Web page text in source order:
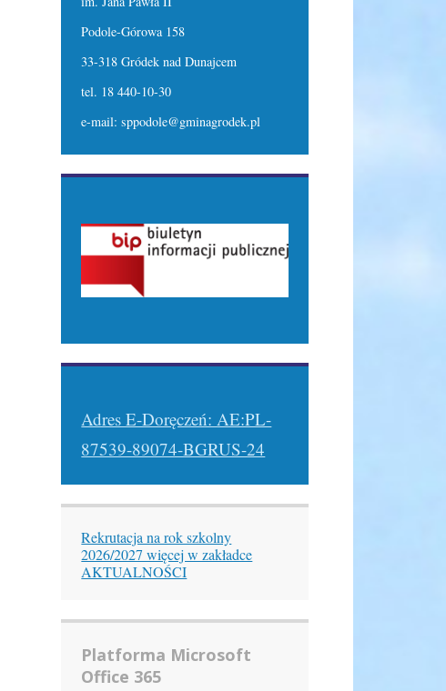
Podole-Górowa 158
33-318 Gródek nad Dunajcem
tel. 18 440-10-30
e-mail: sppodole@gminagrodek.pl
Adres E-Doręczeń: AE:PL-
87539-89074-BGRUS-24
Rekrutacja na rok szkolny
2026/2027 więcej w zakładce
AKTUALNOŚCI
Platforma Microsoft
Office 365